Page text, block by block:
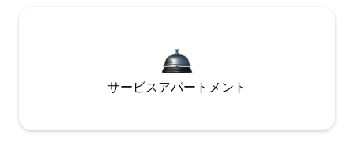
サービスアパートメント